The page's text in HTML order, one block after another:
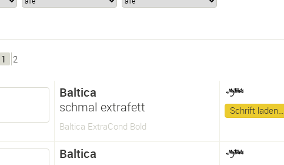
1 2
Baltica
schmal extrafett
Baltica ExtraCond Bold
Schrift laden…
Baltica